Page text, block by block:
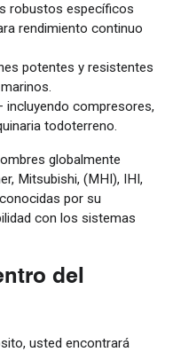
robustos específicos
rendimiento continuo
potentes y resistentes
incluyendo compresores,
todoterreno.
globalmente
Mitsubishi, (MHI), IHI,
por su
con los sistemas
del
usted encontrará